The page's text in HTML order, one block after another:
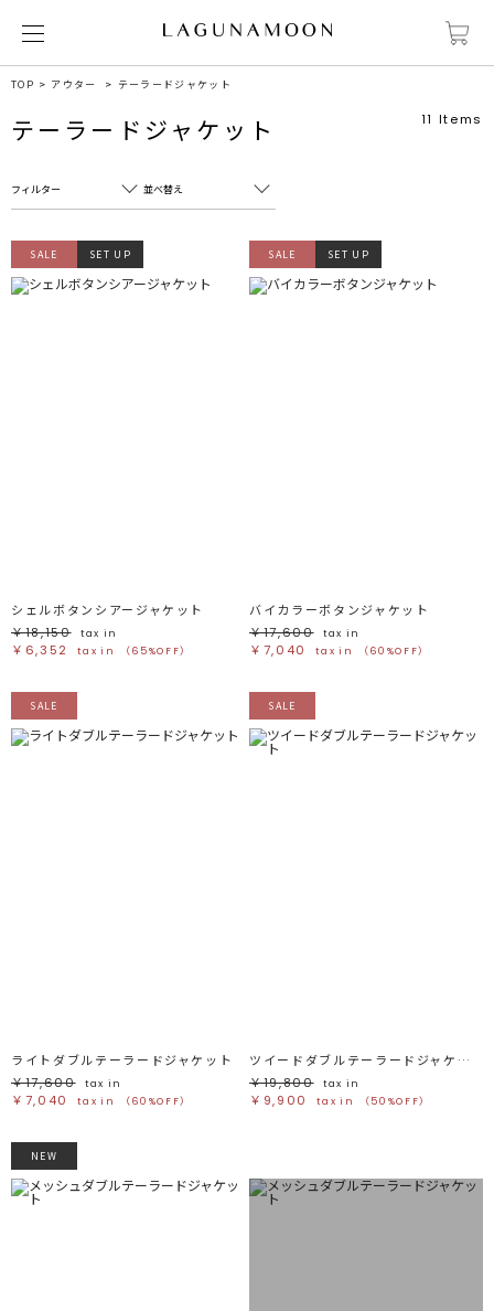
TOP アウター テーラードジャケット
テーラードジャケット 11 Items
フィルター
フリーワード
レッド レッド
ピンクピンク
ミックスミックス
この条件で絞り込む
並べ替え
売れ筋順
新着順
SALE SET UP
シェルボタンシアージャケット
￥18,150
tax in
￥6,352 tax in （65%OFF）
SALE SET UP
バイカラーボタンジャケット
￥17,600
tax in
￥7,040 tax in （60%OFF）
SALE
ライトダブルテーラードジャケット
￥17,600
tax in
￥7,040 tax in （60%OFF）
SALE
ツイードダブルテーラードジャケット
￥19,800
tax in
￥9,900 tax in （50%OFF）
NEW